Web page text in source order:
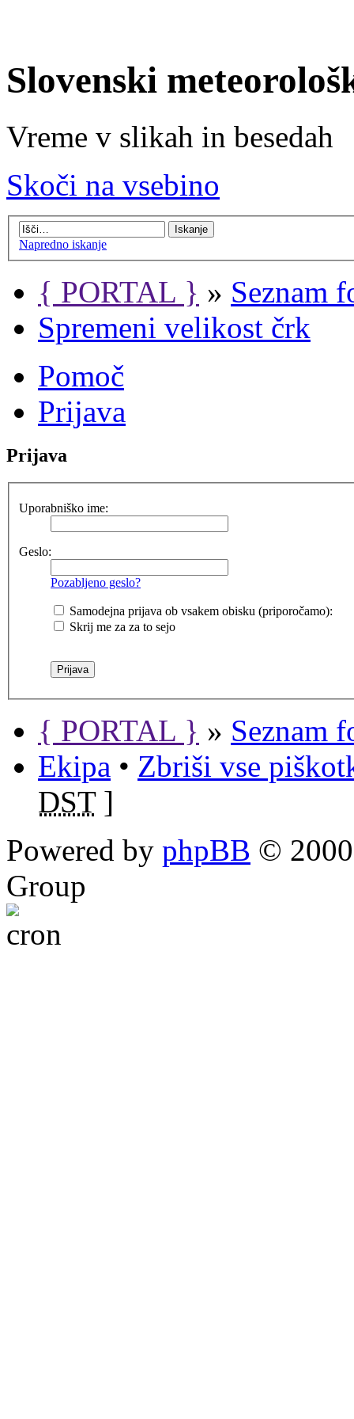
Slovenski
Vreme v slikah in besedah
Skoči na vsebino
Napredno iskanje
{ PORTAL } » Seznam
Spremeni velikost črk
Pomoč
Prijava
Prijava
Uporabniško ime:
Geslo:
Pozabljeno geslo?
Samodejna prijava ob vsakem obisku (priporočamo):
Skrij me za za to sejo
{ PORTAL } » Seznam
Ekipa • Zbriši vse
DST]
Powered by phpBB ©
Group